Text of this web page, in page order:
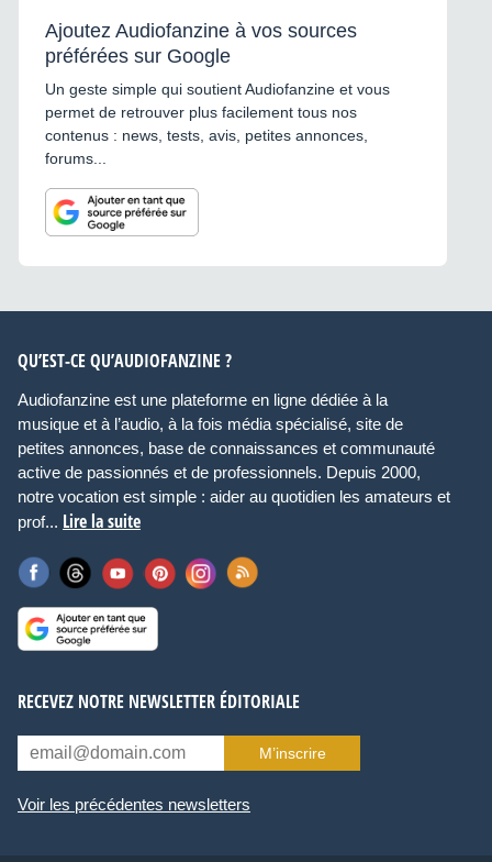
Ajoutez Audiofanzine à vos sources
préférées sur Google
Un geste simple qui soutient Audiofanzine et vous
permet de retrouver plus facilement tous nos
contenus : news, tests, avis, petites annonces,
forums...
QU’EST-CE QU’AUDIOFANZINE ?
Audiofanzine est une plateforme en ligne dédiée à la
musique et à l’audio, à la fois média spécialisé, site de
petites annonces, base de connaissances et communauté
active de passionnés et de professionnels. Depuis 2000,
notre vocation est simple : aider au quotidien les amateurs et
prof... Lire la suite
RECEVEZ NOTRE NEWSLETTER ÉDITORIALE
M’inscrire
Voir les précédentes newsletters